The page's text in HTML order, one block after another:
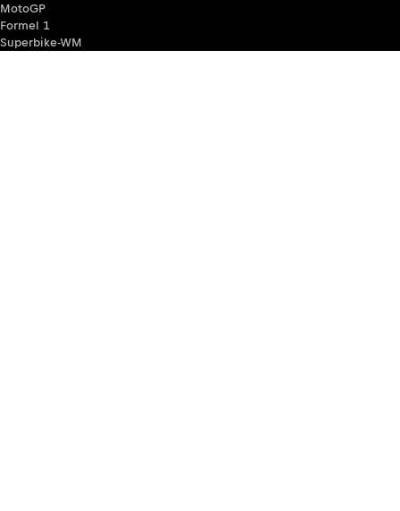
MotoGP
Formel 1
Superbike-WM